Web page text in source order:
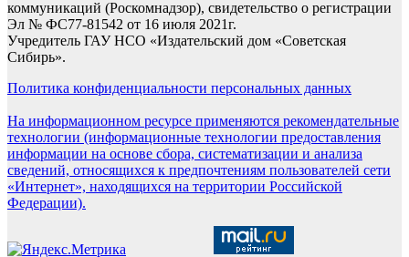
коммуникаций (Роскомнадзор), свидетельство о регистрации
Эл № ФС77-81542 от 16 июля 2021г.
Учредитель ГАУ НСО «Издательский дом «Советская
Сибирь».
Политика конфиденциальности персональных данных
На информационном ресурсе применяются рекомендательные
технологии (информационные технологии предоставления
информации на основе сбора, систематизации и анализа
сведений, относящихся к предпочтениям пользователей сети
«Интернет», находящихся на территории Российской
Федерации).